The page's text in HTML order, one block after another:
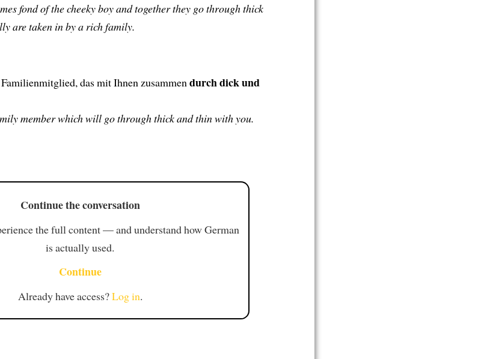
fond of the cheeky boy and together they go through thick
are taken in by a rich family.
das mit Ihnen zusammen durch dick und
member which will go through thick and thin with you.
Continue the conversation
the full content — and understand how German
is actually used.
Continue
Already have access?Log in.